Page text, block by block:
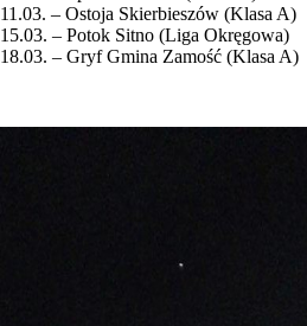
11.03. – Ostoja Skierbieszów (Klasa A)
15.03. – Potok Sitno (Liga Okręgowa)
18.03. – Gryf Gmina Zamość (Klasa A)